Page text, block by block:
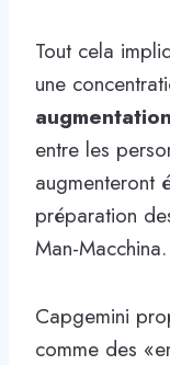
Tout cela
une
entre les
augmenteront
préparation
Man-Macchina.
Capgemini
comme des